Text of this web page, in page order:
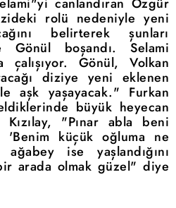
rolü nedeniyle yeni
belirterek şunları
boşandı. Selami
Gönül, Volkan
diziye yeni eklenen
aşk yaşayacak." Furkan
büyük heyecan
Kızılay, "Pınar abla beni
'Benim küçük oğluma ne
ise yaşlandığını
arada olmak güzel" diye